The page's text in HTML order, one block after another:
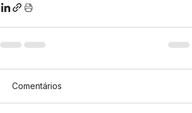
Comentários